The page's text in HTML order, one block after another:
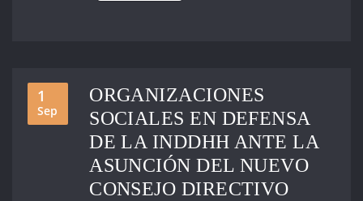
1
Sep
ORGANIZACIONES
SOCIALES EN DEFENSA
DE LA INDDHH ANTE LA
ASUNCIÓN DEL NUEVO
CONSEJO DIRECTIVO